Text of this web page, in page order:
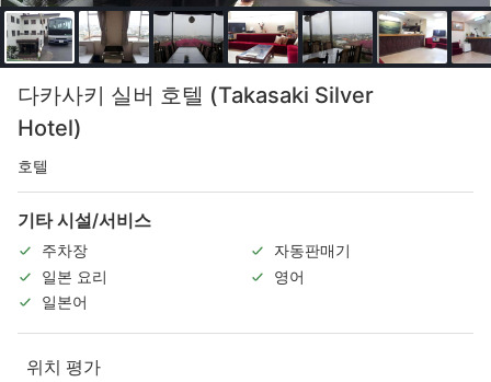
다카사키 실버 호텔 (Takasaki Silver
Hotel)
호텔
기타 시설/서비스
주차장
자동판매기
일본 요리
영어
일본어
위치 평가